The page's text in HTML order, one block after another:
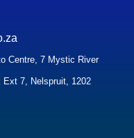
Centre, 7 Mystic River
Ext 7, Nelspruit, 1202